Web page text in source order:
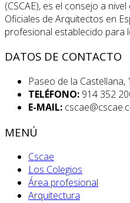
(CSCAE), es el consejo a
Oficiales de Arquitectos en
profesional establecido para
DATOS DE CONTACTO
Paseo de la
TELÉFONO: 914 352
E-MAIL:
MENÚ
Cscae
Los Colegios
Área profesional
Arquitectura